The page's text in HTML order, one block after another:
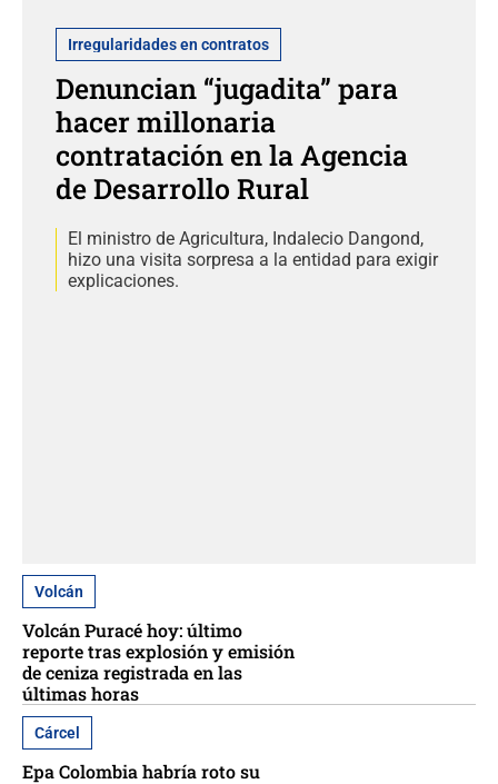
Irregularidades en contratos
Denuncian “jugadita” para
hacer millonaria
contratación en la Agencia
de Desarrollo Rural
El ministro de Agricultura, Indalecio Dangond,
hizo una visita sorpresa a la entidad para exigir
explicaciones.
Volcán
Volcán Puracé hoy: último
reporte tras explosión y emisión
de ceniza registrada en las
últimas horas
Cárcel
Epa Colombia habría roto su